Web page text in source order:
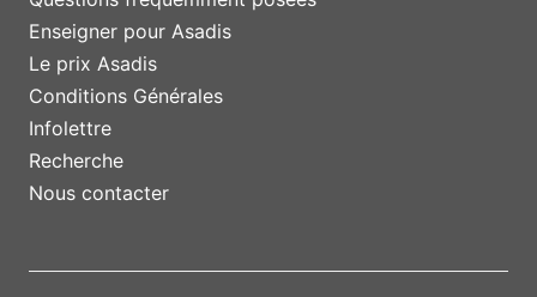
Enseigner pour Asadis
Le prix Asadis
Conditions Générales
Infolettre
Recherche
Nous contacter